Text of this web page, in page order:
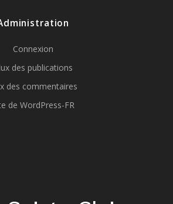
Connexion
des publications
des commentaires
de WordPress-FR